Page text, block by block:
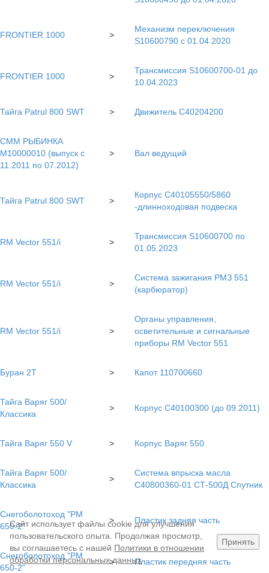
FRONTIER 1000 >
Механизм переключения
S10600790 с 01.04.2020
FRONTIER 1000 >
Трансмиссия S10600700-01 до
10.04.2023
Тайга Patrul 800 SWT > Движитель С40204200
СММ РЫБИНКА
M10000010 (выпуск с
11.2011 по 07.2012)
> Вал ведущий
Тайга Patrul 800 SWT >
Корпус C40105550/5860
-длинноходовая подвеска
RM Vector 551/i >
Трансмиссия S10600700 по
01.05.2023
RM Vector 551/i >
Система зажигания РМЗ 551
(карбюратор)
RM Vector 551/i >
Органы управления,
осветительные и сигнальные
приборы RM Vector 551
Буран 2Т > Капот 110700660
Тайга Варяг 500/
Классика
> Корпус С40100300 (до 09.2011)
Тайга Варяг 550 V > Корпус Варяг 550
Тайга Варяг 500/
Классика
>
Система впрыска масла
C40800360-01 СТ-500Д Спутник
Снегоболотоход "РМ
650-2"
> Пластик задняя часть
Снегоболотоход "РМ
650-2"
> Пластик передняя часть
Сайт использует файлы cookie для улучшения
пользовательского опыта. Продолжая просмотр,
вы соглашаетесь с нашей Политики в отношении
обработки персональных данных
Принять